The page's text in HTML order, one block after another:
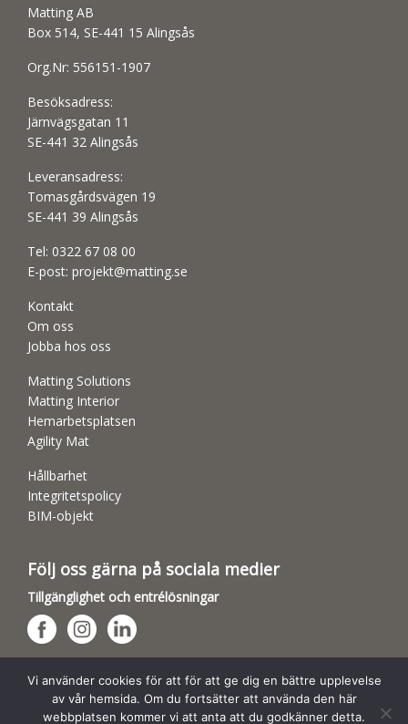
Matting AB
Box 514, SE-441 15 Alingsås
Org.Nr: 556151-1907
Besöksadress:
Järnvägsgatan 11
SE-441 32 Alingsås
Leveransadress:
Tomasgårdsvägen 19
SE-441 39 Alingsås
Tel: 0322 67 08 00
E-post: projekt@matting.se
Kontakt
Om oss
Jobba hos oss
Matting Solutions
Matting Interior
Hemarbetsplatsen
Agility Mat
Hållbarhet
Integritetspolicy
BIM-objekt
Följ oss gärna på sociala medier
Tillgänglighet och entrélösningar
Hundsporthallar
Vi använder cookies för att för att ge dig en bättre upplevelse
av vår hemsida. Om du fortsätter att använda den här
webbplatsen kommer vi att anta att du godkänner detta.